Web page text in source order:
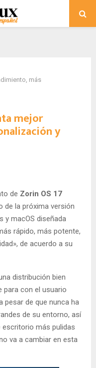
más
mejor
y
de Zorin OS 17
de la próxima versión
y macOS diseñada
rápido, más potente,
de acuerdo a su
distribución bien
para con el usuario
pesar de que nunca ha
de su entorno, así
más pulidas
va a cambiar en esta